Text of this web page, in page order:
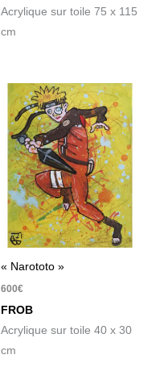
Acrylique sur toile 75 x 115
cm
« Narototo »
600€
FROB
Acrylique sur toile 40 x 30
cm